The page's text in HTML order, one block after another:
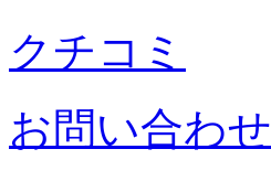
クチコミ
お問い合わせ